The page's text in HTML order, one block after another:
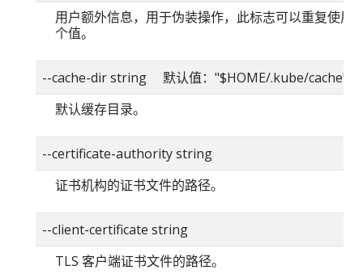
用户额外信息，用于伪装操作，此标志可以重复使用
个值。
--cache-dir string 默认值："$HOME/.kube/cache"
默认缓存目录。
--certificate-authority string
证书机构的证书文件的路径。
--client-certificate string
TLS 客户端证书文件的路径。